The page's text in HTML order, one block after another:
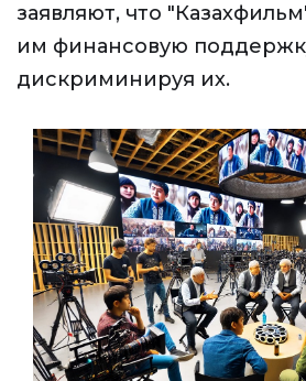
заявляют, что
им финансовую
дискриминируя их.